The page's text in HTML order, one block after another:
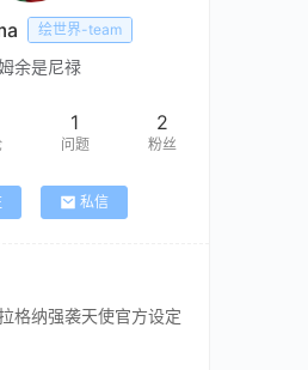
绘世界-team
余是尼禄
1
问题
2
粉丝
私信
格纳强袭天使官方设定